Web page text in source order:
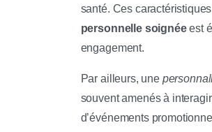
santé. Ces
personnelle soignéeest
engagement.
Par ailleurs, une
souvent amenés à
d’événements